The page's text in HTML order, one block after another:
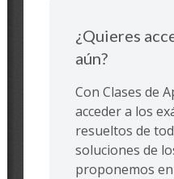
¿Quieres
aún?
Con Clases de
acceder a los
resueltos de
soluciones de
proponemos